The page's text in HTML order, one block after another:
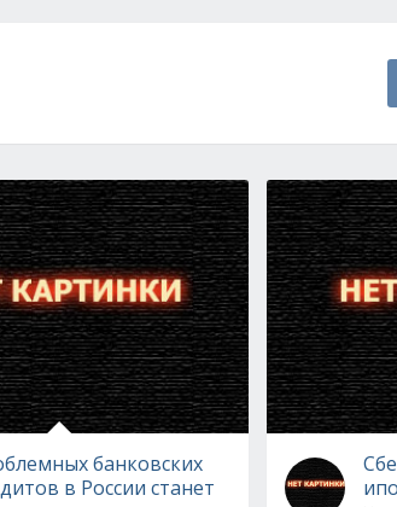
банковских
в России станет